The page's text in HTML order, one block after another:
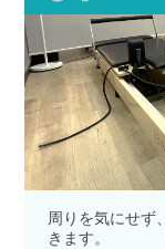
周りを気にせず、
きます。